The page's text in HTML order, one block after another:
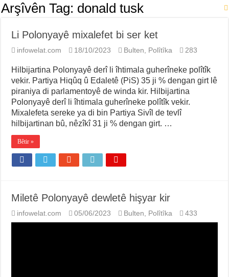
Arşîvên Tag: donald tusk
Li Polonyayê mixalefet bi ser ket
infowelat.com 18/10/2023 Bulten, Polîtîka 283
Hilbijartina Polonyayê derî li îhtimala guherîneke polîtîk
vekir. Partiya Hiqûq û Edaletê (PiS) 35 ji % dengan girt lê
piraniya di parlamentoyê de winda kir. Hilbijartina
Polonyayê derî li îhtimala guherîneke polîtîk vekir.
Mixalefeta sereke ya di bin Partiya Sivîl de tevlî
hilbijartinan bû, nêzîkî 31 ji % dengan girt. …
Bêtir »
Miletê Polonyayê dewletê hişyar kir
infowelat.com 05/06/2023 Bulten, Polîtîka 433